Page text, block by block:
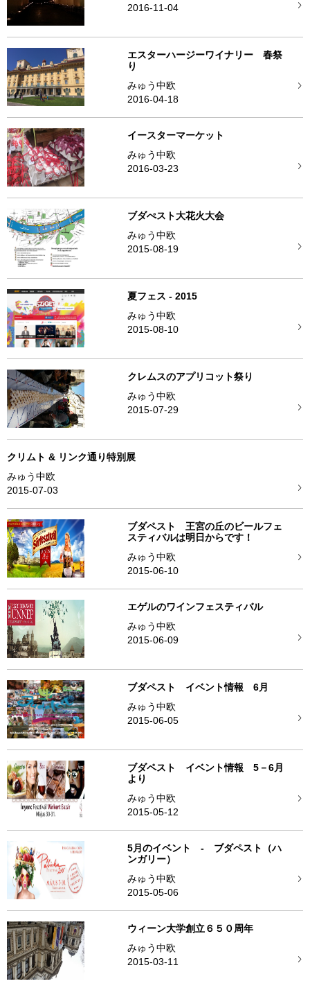
2016-11-04
エスターハージーワイナリー 春祭
り
みゅう中欧
2016-04-18
イースターマーケット
みゅう中欧
2016-03-23
ブダぺスト大花火大会
みゅう中欧
2015-08-19
夏フェス - 2015
みゅう中欧
2015-08-10
クレムスのアプリコット祭り
みゅう中欧
2015-07-29
クリムト & リンク通り特別展
みゅう中欧
2015-07-03
ブダペスト 王宮の丘のビールフェ
スティバルは明日からです！
みゅう中欧
2015-06-10
エゲルのワインフェスティバル
みゅう中欧
2015-06-09
ブダペスト イベント情報 6月
みゅう中欧
2015-06-05
ブダペスト イベント情報 5－6月
より
みゅう中欧
2015-05-12
5月のイベント - ブダペスト（ハ
ンガリー）
みゅう中欧
2015-05-06
ウィーン大学創立６５０周年
みゅう中欧
2015-03-11